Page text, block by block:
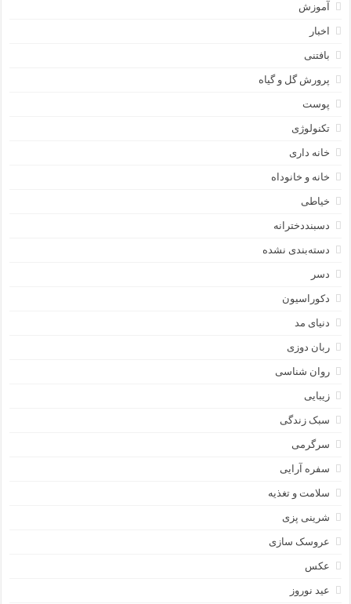
آموزش
اخبار
بافتنی
پرورش گل و گیاه
پوست
تکنولوژی
خانه داری
خانه و خانوداه
خیاطی
دسبنددخترانه
دسته‌بندی نشده
دسر
دکوراسیون
دنیای مد
ربان دوزی
روان شناسی
زیبایی
سبک زندگی
سرگرمی
سفره آرایی
سلامت و تغذیه
شرینی پزی
عروسک سازی
عکس
عید نوروز